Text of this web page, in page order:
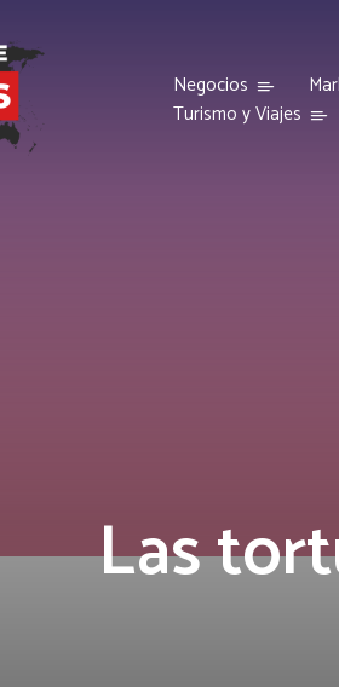
Negocios
Turismo y Viajes
Las